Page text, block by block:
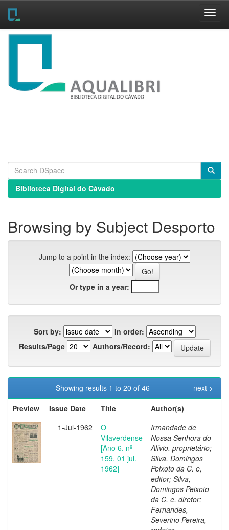
Skip
Biblioteca Digital do Cávado
Browsing by Subject Desporto
Jump to a point in the index:
Or type in a year:
Sort by:
In order:
Results/Page
Authors/Record:
Showing results 1 to 20 of 46
next >
Preview
Issue Date Title
Author(s)
1-Jul-1962
O
Vilaverdense
[Ano 6, nº
159, 01 jul.
1962]
Irmandade de
Nossa Senhora do
Alívio, proprietário;
Silva, Domingos
Peixoto da C. e,
editor; Silva,
Domingos Peixoto
da C. e, diretor;
Fernandes,
Severino Pereira,